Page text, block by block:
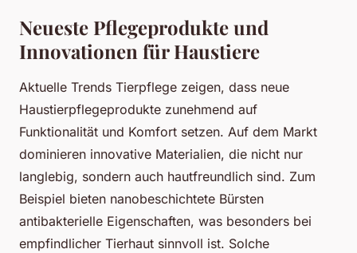
Neueste Pflegeprodukte und
Innovationen für Haustiere
Aktuelle Trends Tierpflege zeigen, dass neue
Haustierpflegeprodukte zunehmend auf
Funktionalität und Komfort setzen. Auf dem Markt
dominieren innovative Materialien, die nicht nur
langlebig, sondern auch hautfreundlich sind. Zum
Beispiel bieten nanobeschichtete Bürsten
antibakterielle Eigenschaften, was besonders bei
empfindlicher Tierhaut sinnvoll ist. Solche